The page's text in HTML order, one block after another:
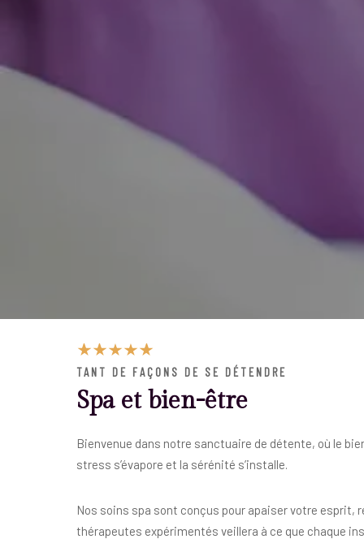
TANT DE FAÇONS DE SE DÉTENDRE
Spa et bien-être
Bienvenue dans notre sanctuaire de détente, où le
stress s’évapore et la sérénité s’installe.
Nos soins spa sont conçus pour apaiser votre esprit,
thérapeutes expérimentés veillera à ce que chaque